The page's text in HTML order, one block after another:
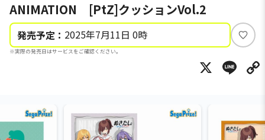
ANIMATION [PtZ]クッションVol.2
発売予定： 2025年7月11日 0時
※実際の発売日はサービスをご確認ください。
い
ね
X